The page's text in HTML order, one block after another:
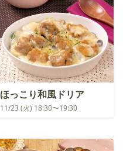
ほっこり和風ドリア
11/23 (火) 18:30〜19:30